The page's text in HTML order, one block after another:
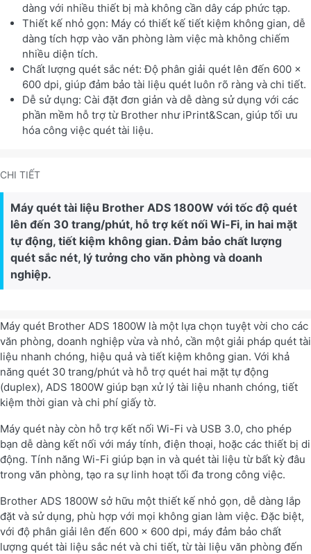
dàng với nhiều thiết bị mà không cần dây cáp phức tạp.
Thiết kế nhỏ gọn: Máy có thiết kế tiết kiệm không gian, dễ
dàng tích hợp vào văn phòng làm việc mà không chiếm
nhiều diện tích.
Chất lượng quét sắc nét: Độ phân giải quét lên đến 600 x
600 dpi, giúp đảm bảo tài liệu quét luôn rõ ràng và chi tiết.
Dễ sử dụng: Cài đặt đơn giản và dễ dàng sử dụng với các
phần mềm hỗ trợ từ Brother như iPrint&Scan, giúp tối ưu
hóa công việc quét tài liệu.
CHI TIẾT
Máy quét tài liệu Brother ADS 1800W với tốc độ quét
lên đến 30 trang/phút, hỗ trợ kết nối Wi-Fi, in hai mặt
tự động, tiết kiệm không gian. Đảm bảo chất lượng
quét sắc nét, lý tưởng cho văn phòng và doanh
nghiệp.
Máy quét Brother ADS 1800W là một lựa chọn tuyệt vời cho các
văn phòng, doanh nghiệp vừa và nhỏ, cần một giải pháp quét tài
liệu nhanh chóng, hiệu quả và tiết kiệm không gian. Với khả
năng quét 30 trang/phút và hỗ trợ quét hai mặt tự động
(duplex), ADS 1800W giúp bạn xử lý tài liệu nhanh chóng, tiết
kiệm thời gian và chi phí giấy tờ.
Máy quét này còn hỗ trợ kết nối Wi-Fi và USB 3.0, cho phép
bạn dễ dàng kết nối với máy tính, điện thoại, hoặc các thiết bị di
động. Tính năng Wi-Fi giúp bạn in và quét tài liệu từ bất kỳ đâu
trong văn phòng, tạo ra sự linh hoạt tối đa trong công việc.
Brother ADS 1800W sở hữu một thiết kế nhỏ gọn, dễ dàng lắp
đặt và sử dụng, phù hợp với mọi không gian làm việc. Đặc biệt,
với độ phân giải lên đến 600 x 600 dpi, máy đảm bảo chất
lượng quét tài liệu sắc nét và chi tiết, từ tài liệu văn phòng đến